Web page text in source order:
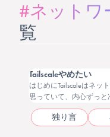
#ネットワ
覧2026.05.05
Tailscaleやめたい
はじめにTailscaleはネッ
思っていて、内心ずっと
独り言